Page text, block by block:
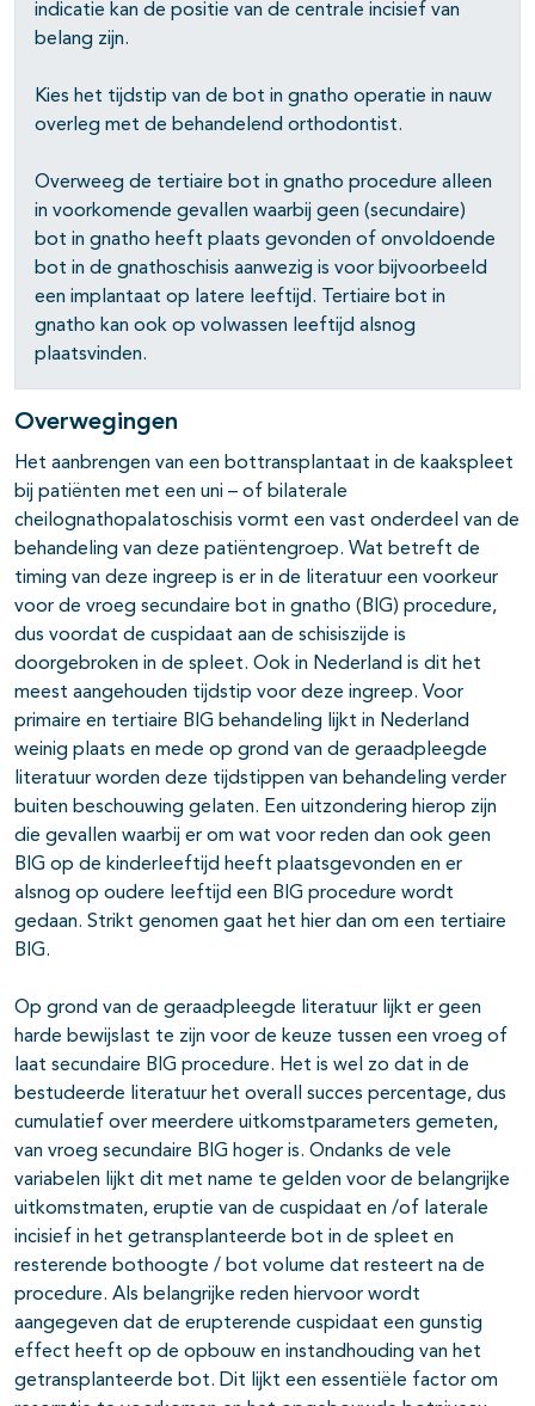
indicatie kan de positie van de centrale incisief van
belang zijn.
Kies het tijdstip van de bot in gnatho operatie in nauw
overleg met de behandelend orthodontist.
Overweeg de tertiaire bot in gnatho procedure alleen
in voorkomende gevallen waarbij geen (secundaire)
bot in gnatho heeft plaats gevonden of onvoldoende
bot in de gnathoschisis aanwezig is voor bijvoorbeeld
een implantaat op latere leeftijd. Tertiaire bot in
gnatho kan ook op volwassen leeftijd alsnog
plaatsvinden.
Overwegingen
Het aanbrengen van een bottransplantaat in de kaakspleet
bij patiënten met een uni – of bilaterale
cheilognathopalatoschisis vormt een vast onderdeel van de
behandeling van deze patiëntengroep. Wat betreft de
timing van deze ingreep is er in de literatuur een voorkeur
voor de vroeg secundaire bot in gnatho (BIG) procedure,
dus voordat de cuspidaat aan de schisiszijde is
doorgebroken in de spleet. Ook in Nederland is dit het
meest aangehouden tijdstip voor deze ingreep. Voor
primaire en tertiaire BIG behandeling lijkt in Nederland
weinig plaats en mede op grond van de geraadpleegde
literatuur worden deze tijdstippen van behandeling verder
buiten beschouwing gelaten. Een uitzondering hierop zijn
die gevallen waarbij er om wat voor reden dan ook geen
BIG op de kinderleeftijd heeft plaatsgevonden en er
alsnog op oudere leeftijd een BIG procedure wordt
gedaan. Strikt genomen gaat het hier dan om een tertiaire
BIG.
Op grond van de geraadpleegde literatuur lijkt er geen
harde bewijslast te zijn voor de keuze tussen een vroeg of
laat secundaire BIG procedure. Het is wel zo dat in de
bestudeerde literatuur het overall succes percentage, dus
cumulatief over meerdere uitkomstparameters gemeten,
van vroeg secundaire BIG hoger is. Ondanks de vele
variabelen lijkt dit met name te gelden voor de belangrijke
uitkomstmaten, eruptie van de cuspidaat en /of laterale
incisief in het getransplanteerde bot in de spleet en
resterende bothoogte / bot volume dat resteert na de
procedure. Als belangrijke reden hiervoor wordt
aangegeven dat de erupterende cuspidaat een gunstig
effect heeft op de opbouw en instandhouding van het
getransplanteerde bot. Dit lijkt een essentiële factor om